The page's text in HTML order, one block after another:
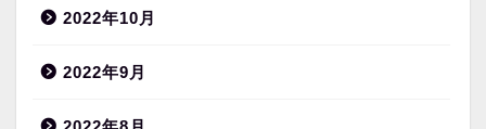
2022年10月
2022年9月